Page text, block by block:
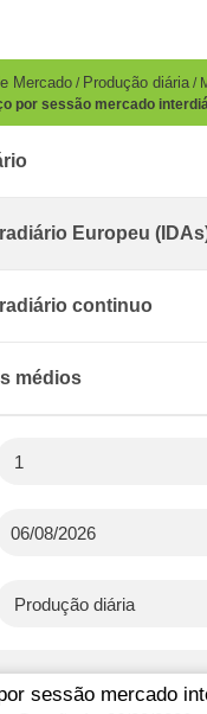
Mercado Produção diária
por sessão mercado
Europeu
continuo
médios
sessão mercado